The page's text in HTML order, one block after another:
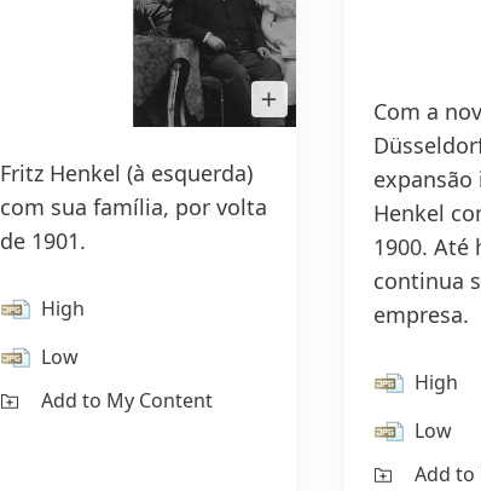
Open
Image
in
Fritz Henkel (à esquerda)
com sua família, por volta
de 1901.
High
Low
Add to My Content
Com a
Henkel
1900. Até
continua
empresa.
High
Low
Add to